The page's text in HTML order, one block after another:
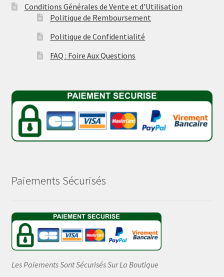
Conditions Générales de Vente et d’Utilisation
Politique de Remboursement
Politique de Confidentialité
FAQ : Foire Aux Questions
Paiements Sécurisés
Les Paiements Sont Sécurisés Sur La Boutique